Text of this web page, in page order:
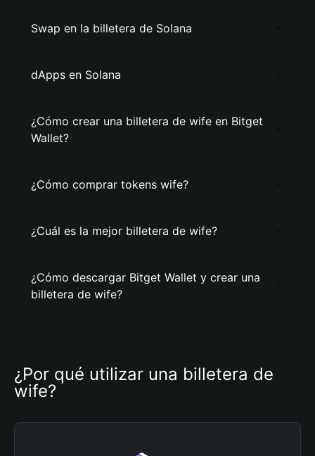
Swap en la billetera de Solana
dApps en Solana
¿Cómo crear una billetera de wife en Bitget
Wallet?
¿Cómo comprar tokens wife?
¿Cuál es la mejor billetera de wife?
¿Cómo descargar Bitget Wallet y crear una
billetera de wife?
¿Por qué utilizar una billetera de
wife?